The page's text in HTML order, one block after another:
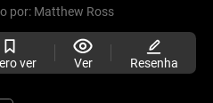
por: Matthew Ross
ver Ver Resenha